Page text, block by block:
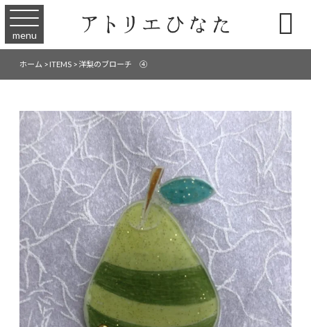
menu 
ホーム>ITEMS>洋梨のブローチ ④